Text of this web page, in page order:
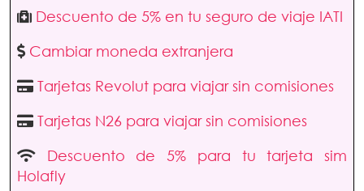
Descuento de 5% en tu seguro de viaje IATI
Cambiar moneda extranjera
Tarjetas Revolut para viajar sin comisiones
Tarjetas N26 para viajar sin comisiones
Descuento de 5% para tu tarjeta sim
Holafly